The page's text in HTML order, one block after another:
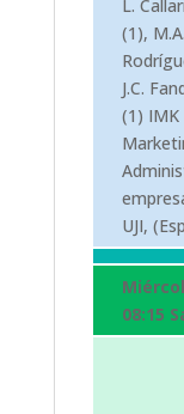
L.
(1),
J.C.
(1) IMK
UJI,
08:15